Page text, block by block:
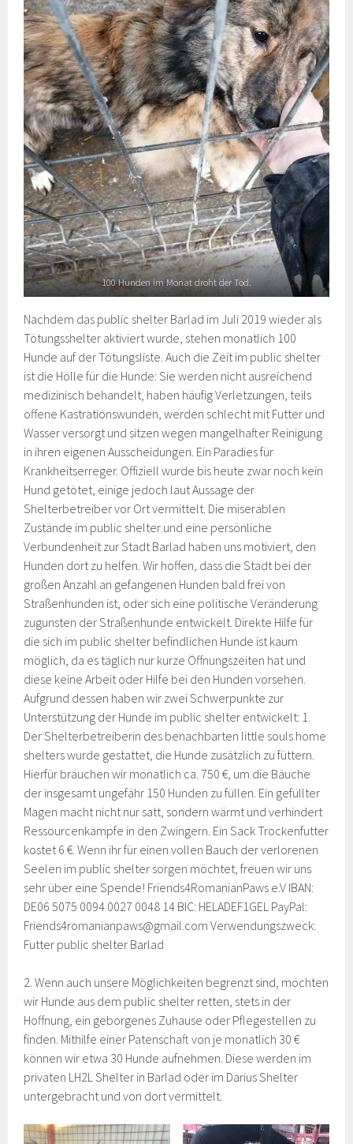
100 Hunden im Monat droht der Tod.
Nachdem das public shelter Barlad im Juli 2019 wieder als
Tötungsshelter aktiviert wurde, stehen monatlich 100
Hunde auf der Tötungsliste. Auch die Zeit im public shelter
ist die Hölle für die Hunde: Sie werden nicht ausreichend
medizinisch behandelt, haben häufig Verletzungen, teils
offene Kastrationswunden, werden schlecht mit Futter und
Wasser versorgt und sitzen wegen mangelhafter Reinigung
in ihren eigenen Ausscheidungen. Ein Paradies für
Krankheitserreger. Offiziell wurde bis heute zwar noch kein
Hund getötet, einige jedoch laut Aussage der
Shelterbetreiber vor Ort vermittelt. Die miserablen
Zustände im public shelter und eine persönliche
Verbundenheit zur Stadt Barlad haben uns motiviert, den
Hunden dort zu helfen. Wir hoffen, dass die Stadt bei der
großen Anzahl an gefangenen Hunden bald frei von
Straßenhunden ist, oder sich eine politische Veränderung
zugunsten der Straßenhunde entwickelt. Direkte Hilfe für
die sich im public shelter befindlichen Hunde ist kaum
möglich, da es täglich nur kurze Öffnungszeiten hat und
diese keine Arbeit oder Hilfe bei den Hunden vorsehen.
Aufgrund dessen haben wir zwei Schwerpunkte zur
Unterstützung der Hunde im public shelter entwickelt: 1.
Der Shelterbetreiberin des benachbarten little souls home
shelters wurde gestattet, die Hunde zusätzlich zu füttern.
Hierfür brauchen wir monatlich ca. 750 €, um die Bäuche
der insgesamt ungefähr 150 Hunden zu füllen. Ein gefüllter
Magen macht nicht nur satt, sondern wärmt und verhindert
Ressourcenkämpfe in den Zwingern. Ein Sack Trockenfutter
kostet 6 €. Wenn ihr für einen vollen Bauch der verlorenen
Seelen im public shelter sorgen möchtet, freuen wir uns
sehr über eine Spende! Friends4RomanianPaws e.V IBAN:
DE06 5075 0094 0027 0048 14 BIC: HELADEF1GEL PayPal:
Friends4romanianpaws@gmail.com Verwendungszweck:
Futter public shelter Barlad
2. Wenn auch unsere Möglichkeiten begrenzt sind, möchten
wir Hunde aus dem public shelter retten, stets in der
Hoffnung, ein geborgenes Zuhause oder Pflegestellen zu
finden. Mithilfe einer Patenschaft von je monatlich 30 €
können wir etwa 30 Hunde aufnehmen. Diese werden im
privaten LH2L Shelter in Barlad oder im Darius Shelter
untergebracht und von dort vermittelt.